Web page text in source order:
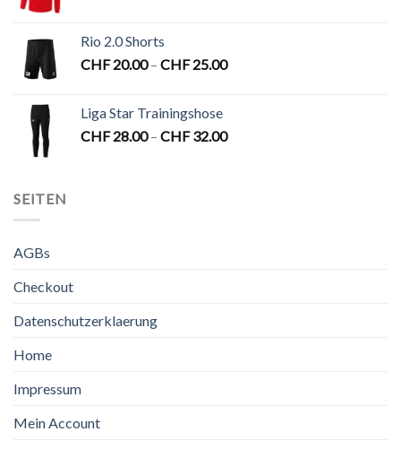
Rio 2.0 Shorts
CHF20.00– CHF25.00
Liga Star Trainingshose
CHF28.00– CHF32.00
SEITEN
AGBs
Checkout
Datenschutzerklaerung
Home
Impressum
Mein Account